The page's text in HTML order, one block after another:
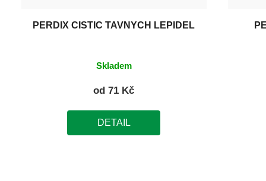
PERDIX ČISTIČ TAVNÝCH LEPIDEL
Skladem
od71 Kč
DETAIL